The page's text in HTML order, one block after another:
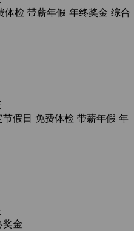
体检 带薪年假 年终奖金 综合
节假日 免费体检 带薪年假 年
奖金